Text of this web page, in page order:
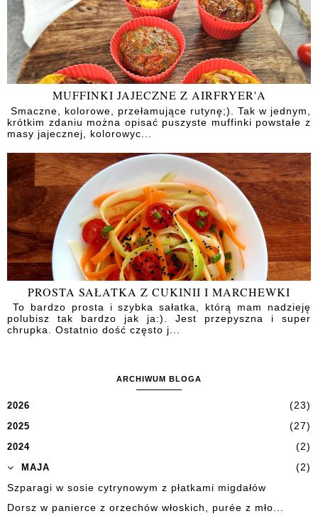
MUFFINKI JAJECZNE Z AIRFRYER'A
Smaczne, kolorowe, przełamujące rutynę;). Tak w jednym,
krótkim zdaniu można opisać puszyste muffinki powstałe z
masy jajecznej, kolorowyc...
PROSTA SAŁATKA Z CUKINII I MARCHEWKI
To bardzo prosta i szybka sałatka, którą mam nadzieję
polubisz tak bardzo jak ja:). Jest przepyszna i super
chrupka. Ostatnio dość często j...
ARCHIWUM BLOGA
2026 (23)
2025 (27)
2024 (2)
MAJA
(2)
Szparagi w sosie cytrynowym z płatkami migdałów
Dorsz w panierce z orzechów włoskich, purée z mło...